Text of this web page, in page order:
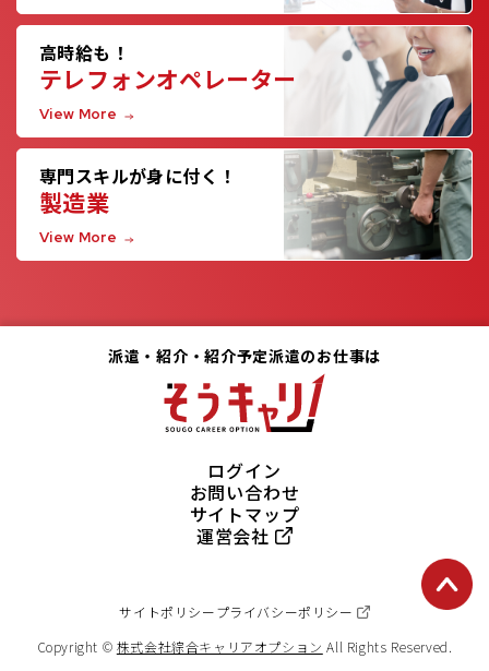
高時給も！
テレフォンオペレーター
View More
専門スキルが身に付く！
製造業
View More
派遣・紹介・紹介予定派遣のお仕事は
ログイン
お問い合わせ
サイトマップ
運営会社
サイトポリシープライバシーポリシー
Copyright © 株式会社綜合キャリアオプション All Rights Reserved.